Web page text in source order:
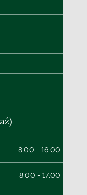
8.00 - 16.00
8.00 - 17.00